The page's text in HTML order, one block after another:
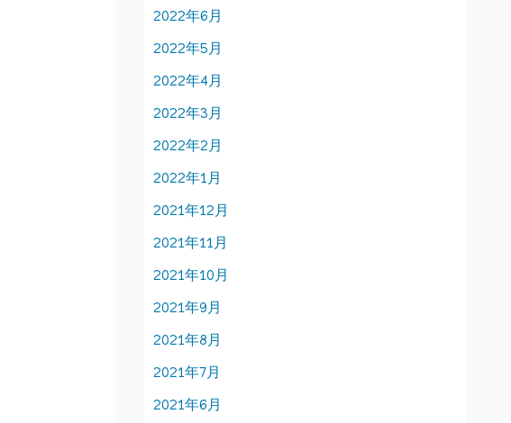
2022年6月
2022年5月
2022年4月
2022年3月
2022年2月
2022年1月
2021年12月
2021年11月
2021年10月
2021年9月
2021年8月
2021年7月
2021年6月